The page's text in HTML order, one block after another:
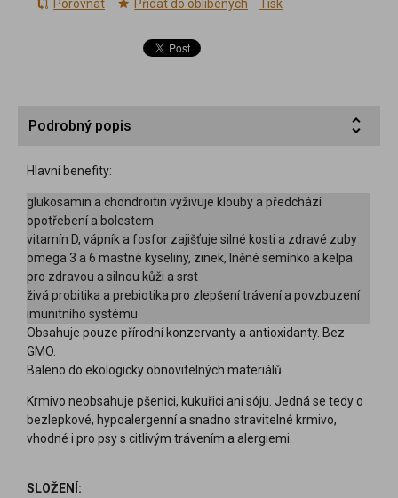
Porovnat Přidat do oblíbených Tisk
Podrobný popis
Hlavní benefity:
glukosamin a chondroitin vyživuje klouby a předchází
opotřebení a bolestem
vitamín D, vápník a fosfor zajišťuje silné kosti a zdravé zuby
omega 3 a 6 mastné kyseliny, zinek, lněné semínko a kelpa
pro zdravou a silnou kůži a srst
živá probitika a prebiotika pro zlepšení trávení a povzbuzení
imunitního systému
Obsahuje pouze přírodní konzervanty a antioxidanty. Bez
GMO.
Baleno do ekologicky obnovitelných materiálů.
Krmivo neobsahuje pšenici, kukuřici ani sóju. Jedná se tedy o
bezlepkové, hypoalergenní a snadno stravitelné krmivo,
vhodné i pro psy s citlivým trávením a alergiemi.
SLOŽENÍ: